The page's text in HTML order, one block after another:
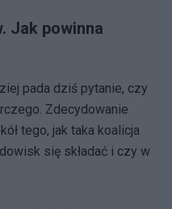
Jak powinna
pada dziś pytanie, czy
Zdecydowanie
tego, jak taka koalicja
się składać i czy w